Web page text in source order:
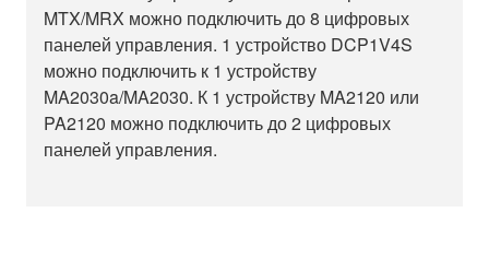
MTX/MRX можно подключить до 8 цифровых
панелей управления. 1 устройство DCP1V4S
можно подключить к 1 устройству
MA2030a/MA2030. К 1 устройству MA2120 или
PA2120 можно подключить до 2 цифровых
панелей управления.